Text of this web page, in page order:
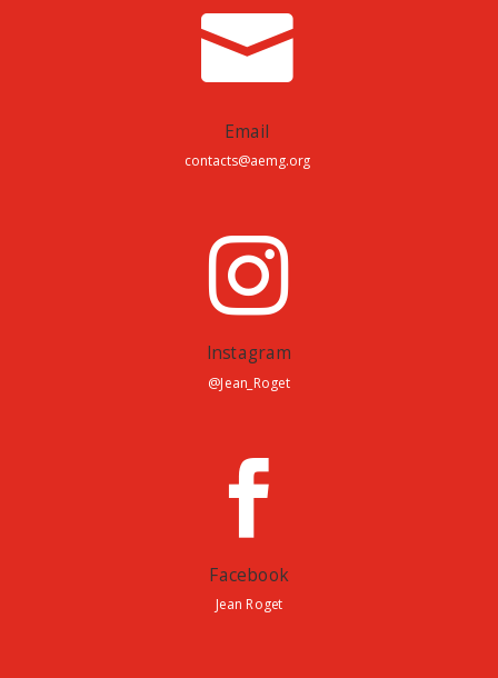

Email
contacts@aemg.org

Instagram
@Jean_Roget

Facebook
Jean Roget